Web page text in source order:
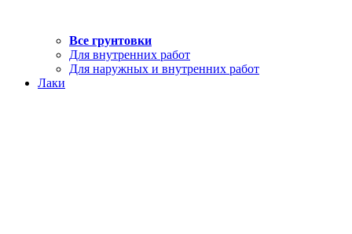
Все грунтовки
Для внутренних работ
Для наружных и внутренних работ
Лаки